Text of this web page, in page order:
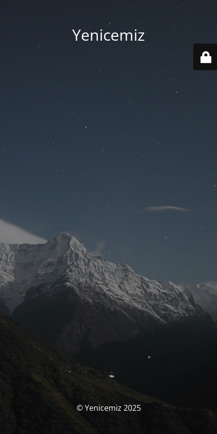
Yenicemiz
© Yenicemiz 2025